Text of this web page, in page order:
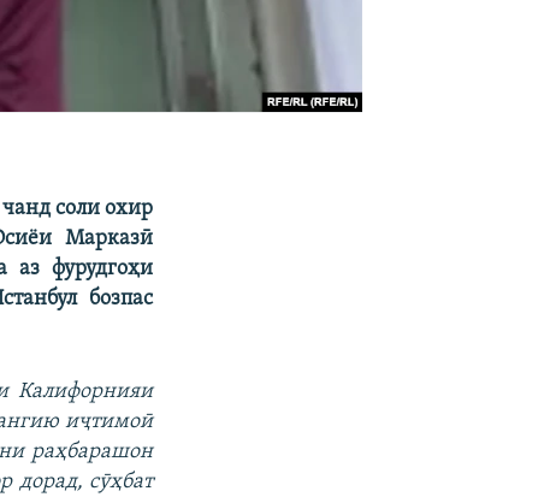
соли охир
Марказӣ
фурудгоҳи
бозпас
Калифорнияи
иҷтимоӣ
раҳбарашон
дорад, сӯҳбат